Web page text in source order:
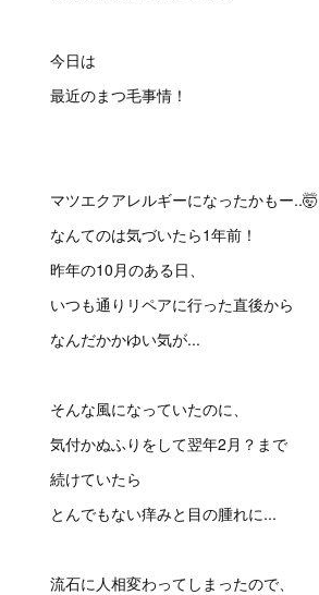
今日は
最近のまつ毛事情！
マツエクアレルギーになったかもー..🤯
なんてのは気づいたら1年前！
昨年の10月のある日、
いつも通りリペアに行った直後から
なんだかかゆい気が...
そんな風になっていたのに、
気付かぬふりをして翌年2月？まで
続けていたら
とんでもない痒みと目の腫れに...
流石に人相変わってしまったので、